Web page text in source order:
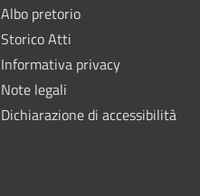
Albo pretorio
Storico Atti
Informativa privacy
Note legali
Dichiarazione di accessibilità